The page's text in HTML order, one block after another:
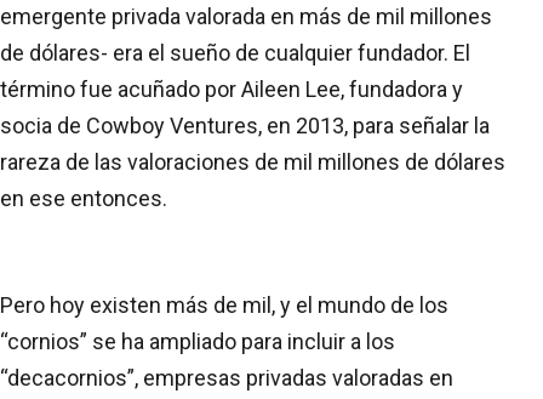
emergente privada valorada en más de mil millones
de dólares- era el sueño de cualquier fundador. El
término fue acuñado por Aileen Lee, fundadora y
socia de Cowboy Ventures, en 2013, para señalar la
rareza de las valoraciones de mil millones de dólares
en ese entonces.
Pero hoy existen más de mil, y el mundo de los
“cornios” se ha ampliado para incluir a los
“decacornios”, empresas privadas valoradas en